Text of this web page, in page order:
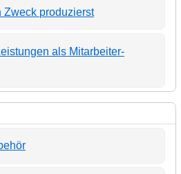
Zweck produzierst
als Mitarbeiter-